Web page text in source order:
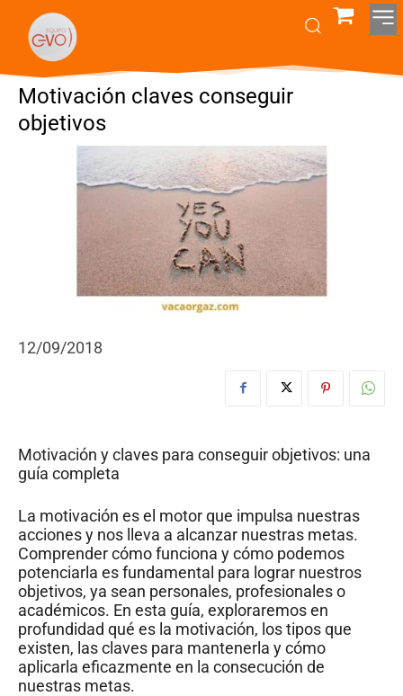
Motivación claves conseguir
objetivos
12/09/2018
Motivación y claves para conseguir objetivos: una
guía completa
La motivación es el motor que impulsa nuestras
acciones y nos lleva a alcanzar nuestras metas.
Comprender cómo funciona y cómo podemos
potenciarla es fundamental para lograr nuestros
objetivos, ya sean personales, profesionales o
académicos. En esta guía, exploraremos en
profundidad qué es la motivación, los tipos que
existen, las claves para mantenerla y cómo
aplicarla eficazmente en la consecución de
nuestras metas.